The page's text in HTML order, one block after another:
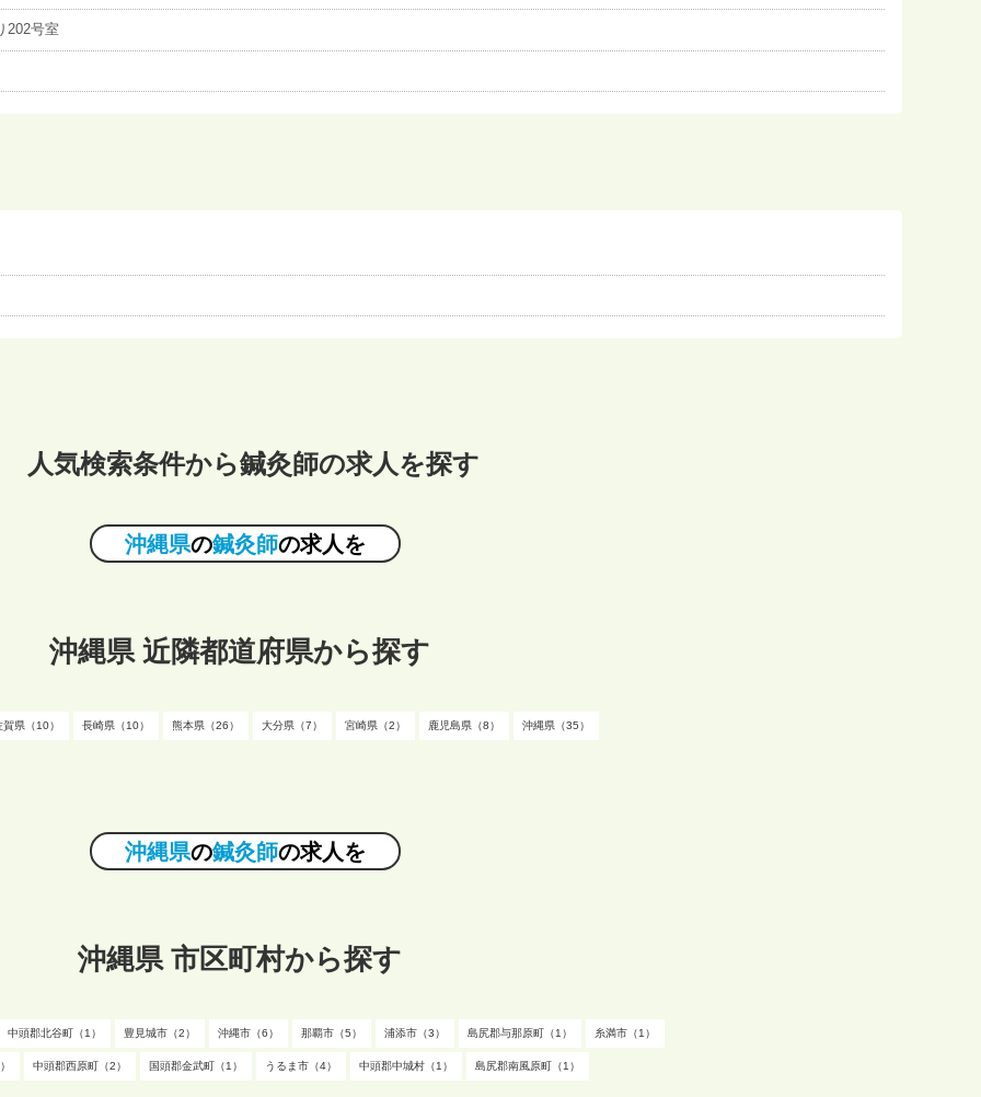
202号室
人気検索条件から鍼灸師の求人を探す
沖縄県の鍼灸師の求人を
沖縄県 近隣都道府県から探す
賀県（10） 長崎県（10） 熊本県（26） 大分県（7） 宮崎県（2） 鹿児島県（8） 沖縄県（35）
沖縄県の鍼灸師の求人を
沖縄県 市区町村から探す
中頭郡北谷町（1） 豊見城市（2） 沖縄市（6） 那覇市（5） 浦添市（3） 島尻郡与那原町（1） 糸満市（1）
中頭郡西原町（2） 国頭郡金武町（1） うるま市（4） 中頭郡中城村（1） 島尻郡南風原町（1）